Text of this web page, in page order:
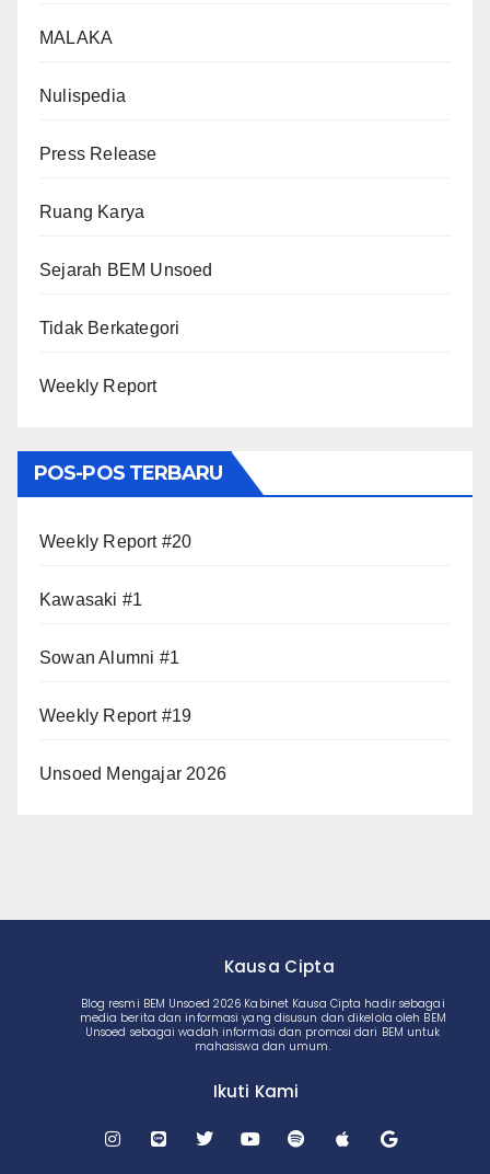
MALAKA
Nulispedia
Press Release
Ruang Karya
Sejarah BEM Unsoed
Tidak Berkategori
Weekly Report
POS-POS TERBARU
Weekly Report #20
Kawasaki #1
Sowan Alumni #1
Weekly Report #19
Unsoed Mengajar 2026
Kausa Cipta
Blog resmi BEM Unsoed 2026 Kabinet Kausa Cipta hadir sebagai
media berita dan informasi yang disusun dan dikelola oleh BEM
Unsoed sebagai wadah informasi dan promosi dari BEM untuk
mahasiswa dan umum.
Ikuti Kami